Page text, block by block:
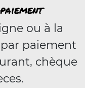
ou à la
par paiement
chèque